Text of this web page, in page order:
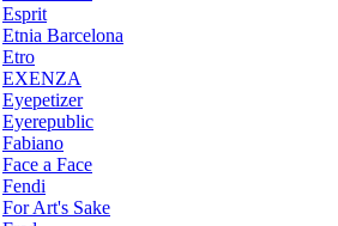
Esprit
Etnia Barcelona
Etro
EXENZA
Eyepetizer
Eyerepublic
Fabiano
Face a Face
Fendi
For Art's Sake